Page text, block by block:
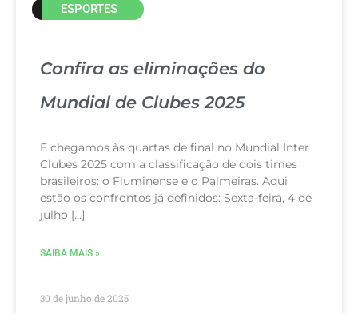
ESPORTES
Confira as eliminações do
Mundial de Clubes 2025
E chegamos às quartas de final no Mundial Inter
Clubes 2025 com a classificação de dois times
brasileiros: o Fluminense e o Palmeiras. Aqui
estão os confrontos já definidos: Sexta-feira, 4 de
julho […]
SAIBA MAIS »
30 de junho de 2025